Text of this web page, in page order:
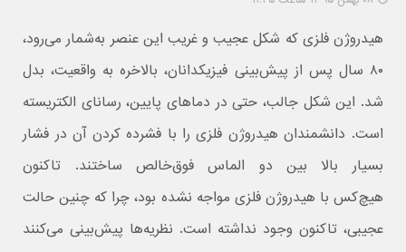
هیدروژن فلزی که شکل عجیب و غریب این عنصر به‌شمار می‌رود،
۸۰ سال پس از پیش‌بینی‌ فیزیکدانان، بالاخره به واقعیت‌، بدل
شد. این شکل جالب، حتی در دماهای پایین، رسانای الکتریسته
است. دانشمندان هیدروژن فلزی را با فشرده کردن آن در فشار
بسیار بالا بین دو الماس فوق‌خالص ساختند. تاکنون
هیچ‌کس با هیدروژن فلزی مواجه نشده بود، چرا که چنین حالت
عجیبی، تاکنون وجود نداشته است. نظریه‌ها پیش‌بینی می‌کنند